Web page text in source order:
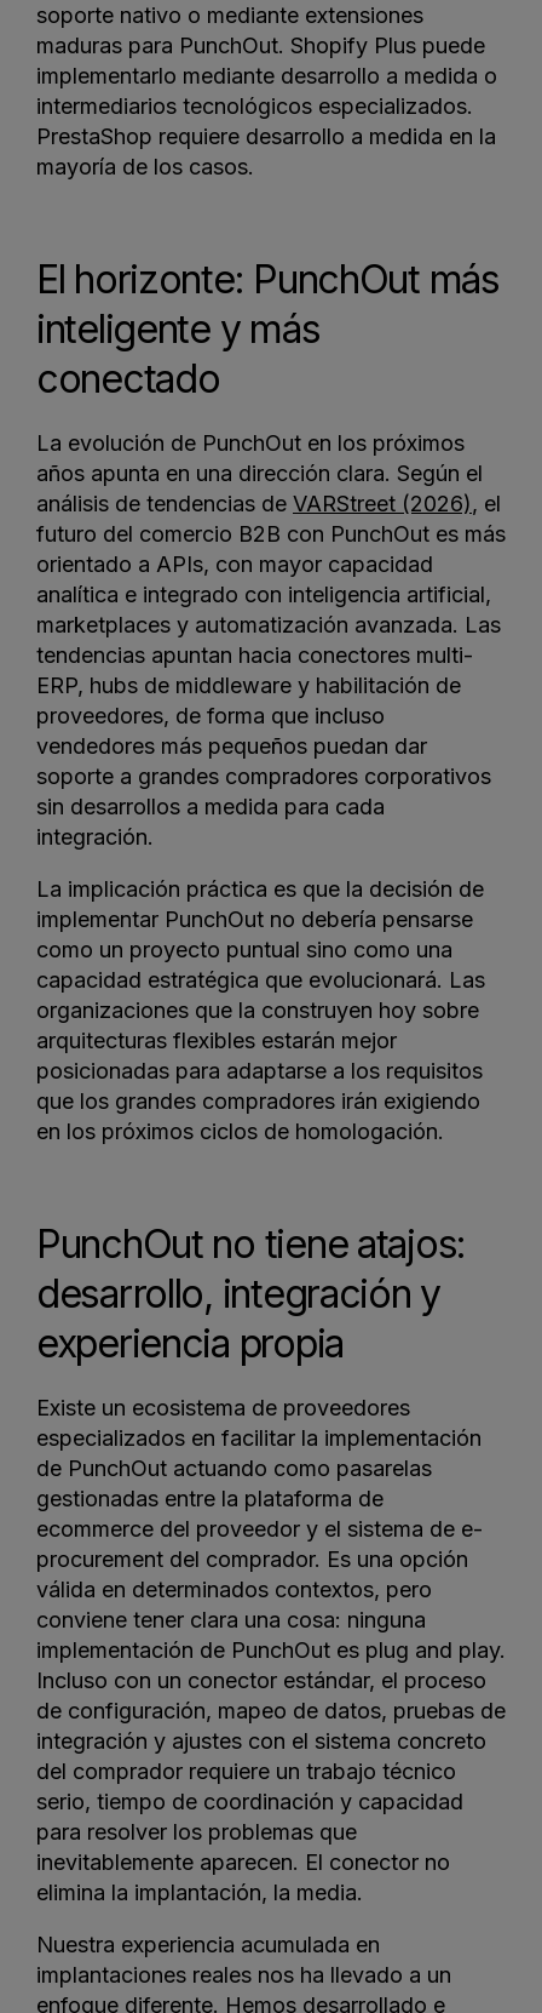
soporte nativo o mediante extensiones
maduras para PunchOut. Shopify Plus puede
implementarlo mediante desarrollo a medida o
intermediarios tecnológicos especializados.
PrestaShop requiere desarrollo a medida en la
mayoría de los casos.
El horizonte: PunchOut más
inteligente y más
conectado
La evolución de PunchOut en los próximos
años apunta en una dirección clara. Según el
análisis de tendencias de VARStreet (2026), el
futuro del comercio B2B con PunchOut es más
orientado a APIs, con mayor capacidad
analítica e integrado con inteligencia artificial,
marketplaces y automatización avanzada. Las
tendencias apuntan hacia conectores multi-
ERP, hubs de middleware y habilitación de
proveedores, de forma que incluso
vendedores más pequeños puedan dar
soporte a grandes compradores corporativos
sin desarrollos a medida para cada
integración.
La implicación práctica es que la decisión de
implementar PunchOut no debería pensarse
como un proyecto puntual sino como una
capacidad estratégica que evolucionará. Las
organizaciones que la construyen hoy sobre
arquitecturas flexibles estarán mejor
posicionadas para adaptarse a los requisitos
que los grandes compradores irán exigiendo
en los próximos ciclos de homologación.
PunchOut no tiene atajos:
desarrollo, integración y
experiencia propia
Existe un ecosistema de proveedores
especializados en facilitar la implementación
de PunchOut actuando como pasarelas
gestionadas entre la plataforma de
ecommerce del proveedor y el sistema de e-
procurement del comprador. Es una opción
válida en determinados contextos, pero
conviene tener clara una cosa: ninguna
implementación de PunchOut es plug and play.
Incluso con un conector estándar, el proceso
de configuración, mapeo de datos, pruebas de
integración y ajustes con el sistema concreto
del comprador requiere un trabajo técnico
serio, tiempo de coordinación y capacidad
para resolver los problemas que
inevitablemente aparecen. El conector no
elimina la implantación, la media.
Nuestra experiencia acumulada en
implantaciones reales nos ha llevado a un
enfoque diferente. Hemos desarrollado e